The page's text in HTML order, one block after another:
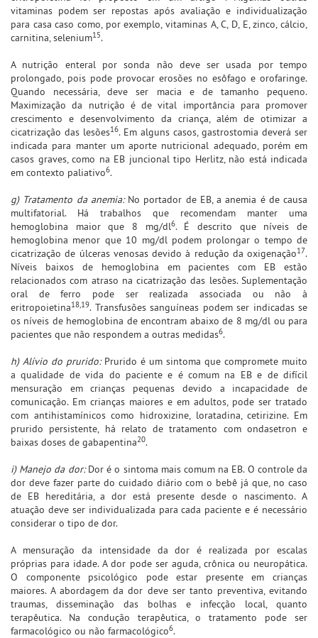
vitaminas podem ser repostas após avaliação e individualização
para casa caso como, por exemplo, vitaminas A, C, D, E, zinco, cálcio,
carnitina, selenium15.
A nutrição enteral por sonda não deve ser usada por tempo
prolongado, pois pode provocar erosões no esôfago e orofaringe.
Quando necessária, deve ser macia e de tamanho pequeno.
Maximização da nutrição é de vital importância para promover
crescimento e desenvolvimento da criança, além de otimizar a
cicatrização das lesões16. Em alguns casos, gastrostomia deverá ser
indicada para manter um aporte nutricional adequado, porém em
casos graves, como na EB juncional tipo Herlitz, não está indicada
em contexto paliativo6.
g) Tratamento da anemia:No portador de EB, a anemia é de causa
multifatorial. Há trabalhos que recomendam manter uma
hemoglobina maior que 8 mg/dl6. É descrito que níveis de
hemoglobina menor que 10 mg/dl podem prolongar o tempo de
cicatrização de úlceras venosas devido à redução da oxigenação17.
Níveis baixos de hemoglobina em pacientes com EB estão
relacionados com atraso na cicatrização das lesões. Suplementação
oral de ferro pode ser realizada associada ou não à
eritropoietina18,19. Transfusões sanguíneas podem ser indicadas se
os níveis de hemoglobina de encontram abaixo de 8 mg/dl ou para
pacientes que não respondem a outras medidas6.
h) Alívio do prurido:Prurido é um sintoma que compromete muito
a qualidade de vida do paciente e é comum na EB e de difícil
mensuração em crianças pequenas devido a incapacidade de
comunicação. Em crianças maiores e em adultos, pode ser tratado
com antihistamínicos como hidroxizine, loratadina, cetirizine. Em
prurido persistente, há relato de tratamento com ondasetron e
baixas doses de gabapentina20.
i) Manejo da dor:Dor é o sintoma mais comum na EB. O controle da
dor deve fazer parte do cuidado diário com o bebê já que, no caso
de EB hereditária, a dor está presente desde o nascimento. A
atuação deve ser individualizada para cada paciente e é necessário
considerar o tipo de dor.
A mensuração da intensidade da dor é realizada por escalas
próprias para idade. A dor pode ser aguda, crônica ou neuropática.
O componente psicológico pode estar presente em crianças
maiores. A abordagem da dor deve ser tanto preventiva, evitando
traumas, disseminação das bolhas e infecção local, quanto
terapêutica. Na condução terapêutica, o tratamento pode ser
farmacológico ou não farmacológico6.